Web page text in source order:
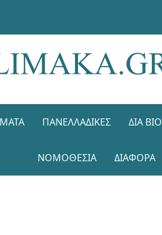
ΠΑΝΕΛΛΑΔΙΚΈΣ ΔΙΑ
ΝΟΜΟΘΕΣΊΑ ΔΙΑΦΟΡΑ